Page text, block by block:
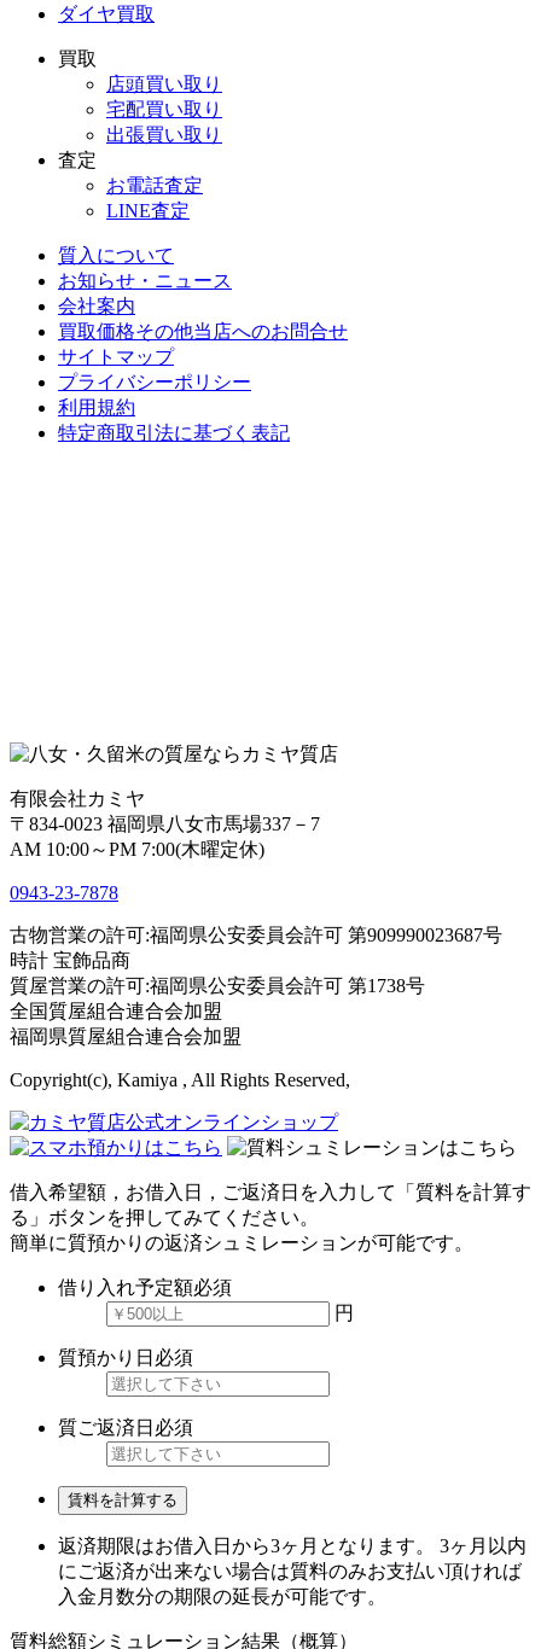
ダイヤ買取
買取
店頭買い取り
宅配買い取り
出張買い取り
査定
お電話査定
LINE査定
質入について
お知らせ・ニュース
会社案内
買取価格その他当店へのお問合せ
サイトマップ
プライバシーポリシー
利用規約
特定商取引法に基づく表記
有限会社カミヤ
〒834-0023 福岡県八女市馬場337－7
AM 10:00～PM 7:00(木曜定休)
0943-23-7878
古物営業の許可:福岡県公安委員会許可 第909990023687号
時計 宝飾品商
質屋営業の許可:福岡県公安委員会許可 第1738号
全国質屋組合連合会加盟
福岡県質屋組合連合会加盟
Copyright(c), Kamiya , All Rights Reserved,
借入希望額，お借入日，ご返済日を入力して「質料を計算す
る」ボタンを押してみてください。
簡単に質預かりの返済シュミレーションが可能です。
借り入れ予定額必須
円
質預かり日 必須
質ご返済日 必須
賃料を計算する
返済期限はお借入日から3ヶ月となります。 3ヶ月以内
にご返済が出来ない場合は質料のみお支払い頂ければ
入金月数分の期限の延長が可能です。
質料総額シミュレーション結果（概算）